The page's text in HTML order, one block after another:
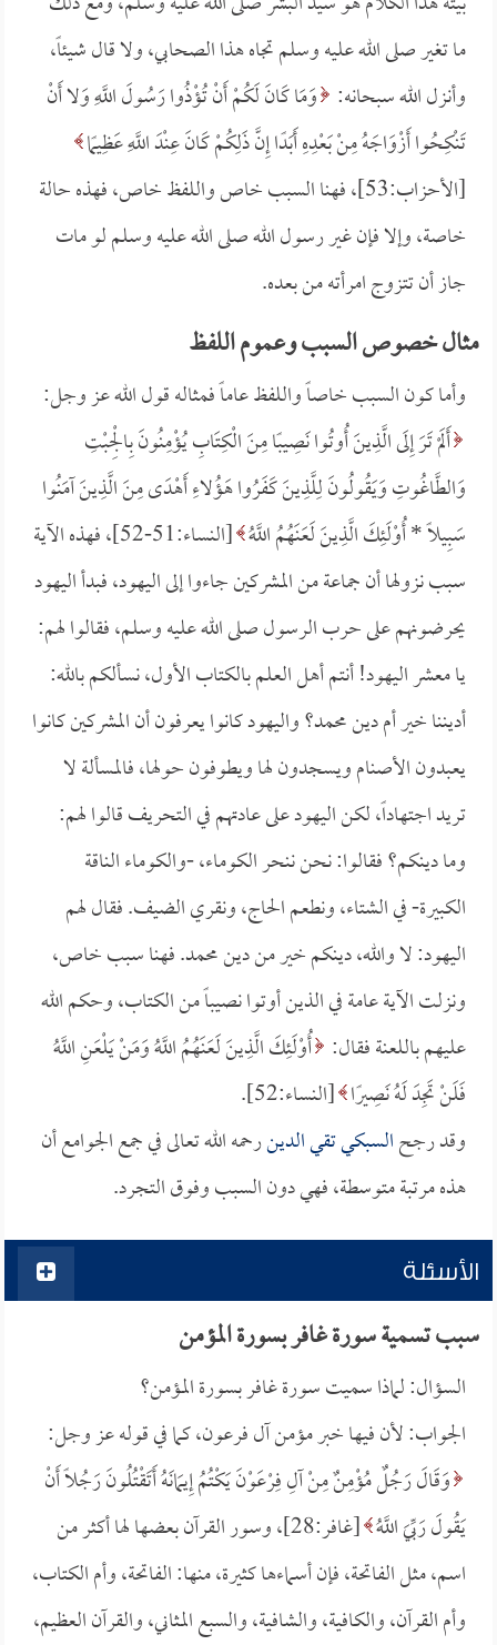
ما تغير صلى الله عليه وسلم تجاه هذا الصحابي، ولا قال شيئاً،
وأنزل الله سبحانه: وَمَا كَانَ لَكُمْ أَنْ تُؤْذُوا رَسُولَ اللَّهِ وَلا أَنْ
تَنْكِحُوا أَزْوَاجَهُ مِنْ بَعْدِهِ أَبَدًا إِنَّ ذَلِكُمْ كَانَ عِنْدَ اللَّهِ عَظِيمًا
[الأحزاب:53]، فهنا السبب خاص واللفظ خاص، فهذه حالة
خاصة، وإلا فإن غير رسول الله صلى الله عليه وسلم لو مات
جاز أن تتزوج امرأته من بعده.
مثال خصوص السبب وعموم اللفظ
وأما كون السبب خاصاً واللفظ عاماً فمثاله قول الله عز وجل:
أَلَمْ تَرَ إِلَى الَّذِينَ أُوتُوا نَصِيبًا مِنَ الْكِتَابِ يُؤْمِنُونَ بِالْجِبْتِ
وَالطَّاغُوتِ وَيَقُولُونَ لِلَّذِينَ كَفَرُوا هَؤُلاءِ أَهْدَى مِنَ الَّذِينَ آمَنُوا
سَبِيلًا *أُوْلَئِكَ الَّذِينَ لَعَنَهُمُ اللَّهُ
[النساء:51-52]، فهذه الآية
سبب نزولها أن جماعة من المشركين جاءوا إلى اليهود، فبدأ اليهود
يحرضونهم على حرب الرسول صلى الله عليه وسلم، فقالوا لهم:
يا معشر اليهود! أنتم أهل العلم بالكتاب الأول، نسألكم بالله:
أديننا خير أم دين محمد؟ واليهود كانوا يعرفون أن المشركين كانوا
يعبدون الأصنام ويسجدون لها ويطوفون حولها، فالمسألة لا
تريد اجتهاداً، لكن اليهود على عادتهم في التحريف قالوا لهم:
وما دينكم؟ فقالوا: نحن ننحر الكوماء، -والكوماء الناقة
الكبيرة- في الشتاء، ونطعم الحاج، ونقري الضيف. فقال لهم
اليهود: لا والله، دينكم خير من دين محمد. فهنا سبب خاص،
ونزلت الآية عامة في الذين أوتوا نصيباً من الكتاب، وحكم الله
عليهم باللعنة فقال: أُوْلَئِكَ الَّذِينَ لَعَنَهُمُ اللَّهُ وَمَنْ يَلْعَنِ اللَّهُ
فَلَنْ تَجِدَ لَهُ نَصِيرًا [النساء:52].
وقد رجحالسبكي تقي الدينرحمه الله تعالى في جمع الجوامع أن
هذه مرتبة متوسطة، فهي دون السبب وفوق التجرد.
الأسئلة
سبب تسمية سورة غافر بسورة المؤمن
السؤال: لماذا سميت سورة غافر بسورة المؤمن؟
الجواب: لأن فيها خبر مؤمن آل فرعون، كما في قوله عز وجل:
وَقَالَ رَجُلٌ مُؤْمِنٌ مِنْ آلِ فِرْعَوْنَ يَكْتُمُ إِيمَانَهُ أَتَقْتُلُونَ رَجُلًا أَنْ
يَقُولَ رَبِّيَ اللَّهُ
[غافر:28]، وسور القرآن بعضها لها أكثر من
اسم، مثل الفاتحة، فإن أسماءها كثيرة، منها: الفاتحة، وأم الكتاب،
وأم القرآن، والكافية، والشافية، والسبع المثاني، والقرآن العظيم،